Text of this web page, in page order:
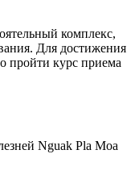
комплекс,
Для достижения
пройти курс приема
Nguak Pla Moa